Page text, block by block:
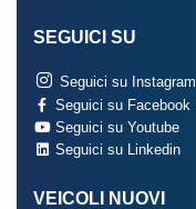
SEGUICI SU
Seguici su Instagram
Seguici su Facebook
Seguici su Youtube
Seguici su Linkedin
VEICOLI NUOVI